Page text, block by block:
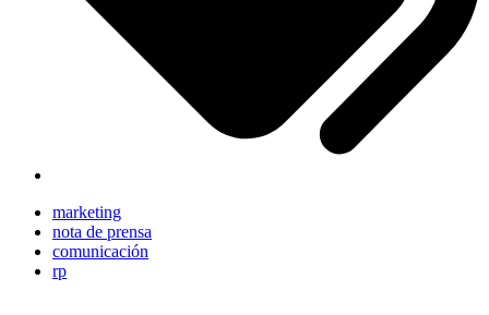
marketing
nota de prensa
comunicación
rp